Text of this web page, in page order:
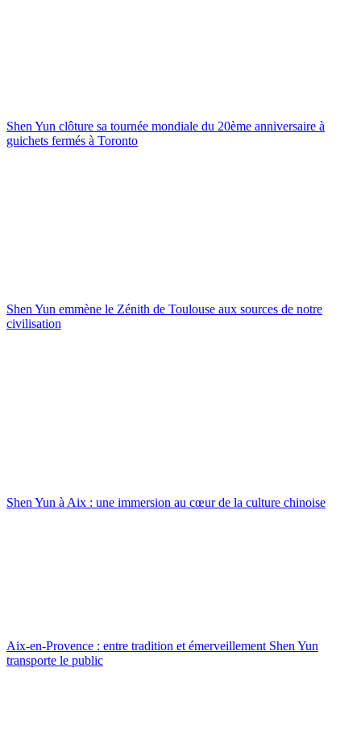
Shen Yun clôture sa tournée mondiale du 20ème anniversaire à
guichets fermés à Toronto
Shen Yun emmène le Zénith de Toulouse aux sources de notre
civilisation
Shen Yun à Aix : une immersion au cœur de la culture chinoise
Aix-en-Provence : entre tradition et émerveillement Shen Yun
transporte le public